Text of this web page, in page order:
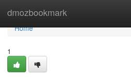
dmozbookmark
Home
Home
1